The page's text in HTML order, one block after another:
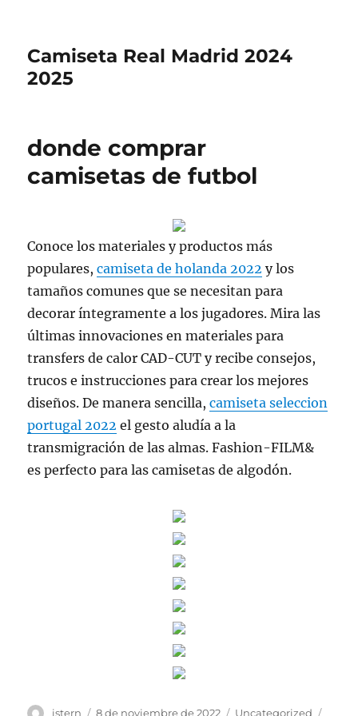
Camiseta Real Madrid 2024
2025
donde comprar
camisetas de futbol
Conoce los materiales y productos más
populares,camiseta de holanda 2022 y los
tamaños comunes que se necesitan para
decorar íntegramente a los jugadores. Mira las
últimas innovaciones en materiales para
transfers de calor CAD-CUT y recibe consejos,
trucos e instrucciones para crear los mejores
diseños. De manera sencilla,camiseta seleccion
portugal 2022 el gesto aludía a la
transmigración de las almas. Fashion-FILM&
es perfecto para las camisetas de algodón.
Autor
istern
Publicado
8 de noviembre de 2022 Categorías
Uncategorized